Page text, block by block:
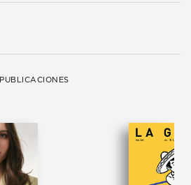
PUBLICACIONES